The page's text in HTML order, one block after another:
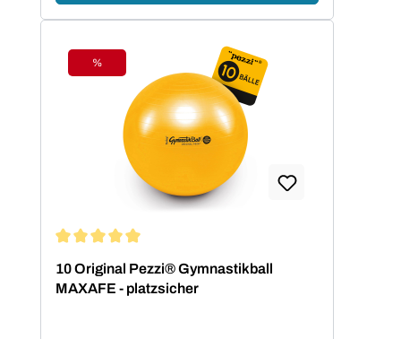
Rabatt
%
10 Original Pezzi® Gymnastikball
MAXAFE - platzsicher